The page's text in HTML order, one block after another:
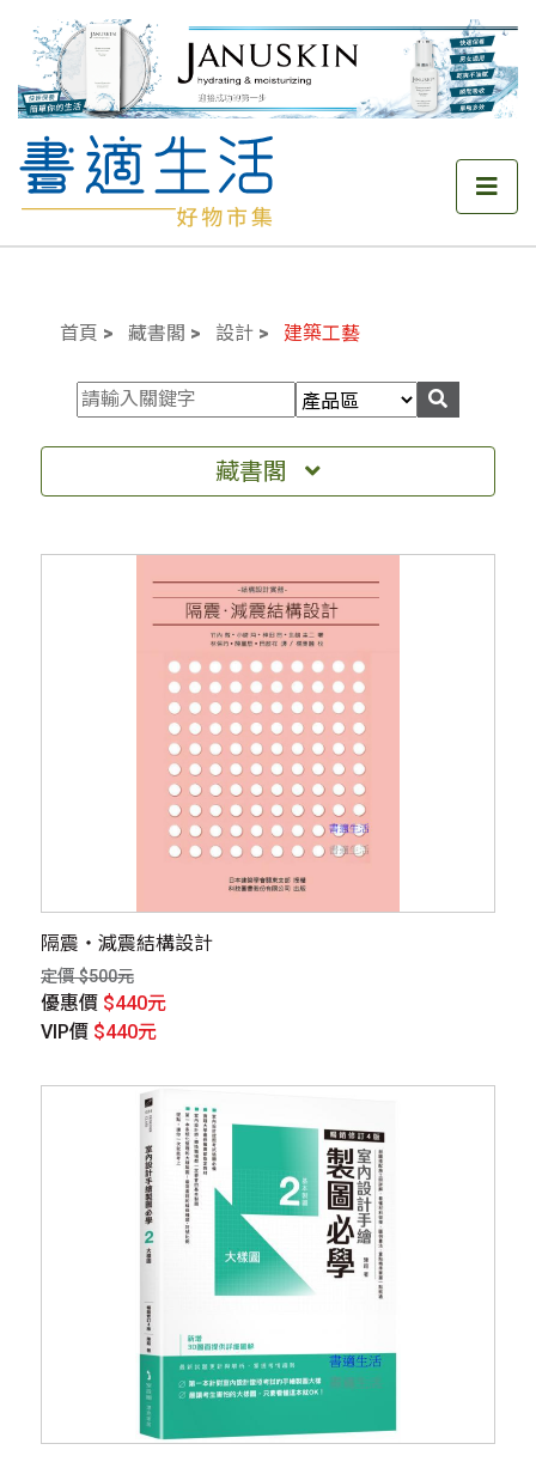
首頁 藏書閣 設計 建築工藝
藏書閣
隔震・減震結構設計
定價 $500元
優惠價 $440元
VIP價 $440元